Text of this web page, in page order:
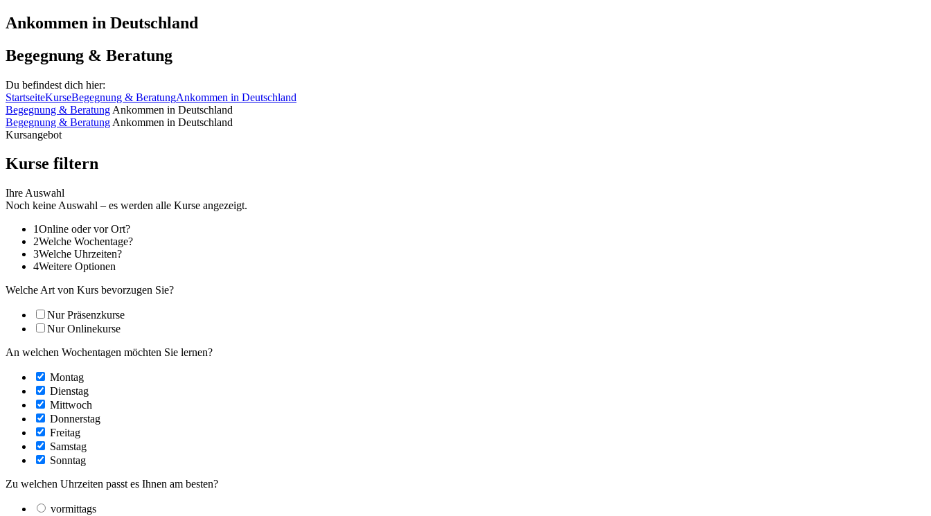
Ankommen in Deutschland
Begegnung & Beratung
Du befindest dich hier:
StartseiteKurseBegegnung & BeratungAnkommen in Deutschland
Begegnung & Beratung Ankommen in Deutschland
Begegnung & Beratung Ankommen in Deutschland
Kursangebot
Kurse filtern
Ihre Auswahl
Noch keine Auswahl – es werden alle Kurse angezeigt.
1Online oder vor Ort?
2Welche Wochentage?
3Welche Uhrzeiten?
4Weitere Optionen
Welche Art von Kurs bevorzugen Sie?
Nur Präsenzkurse
Nur Onlinekurse
An welchen Wochentagen möchten Sie lernen?
Montag
Dienstag
Mittwoch
Donnerstag
Freitag
Samstag
Sonntag
Zu welchen Uhrzeiten passt es Ihnen am besten?
vormittags